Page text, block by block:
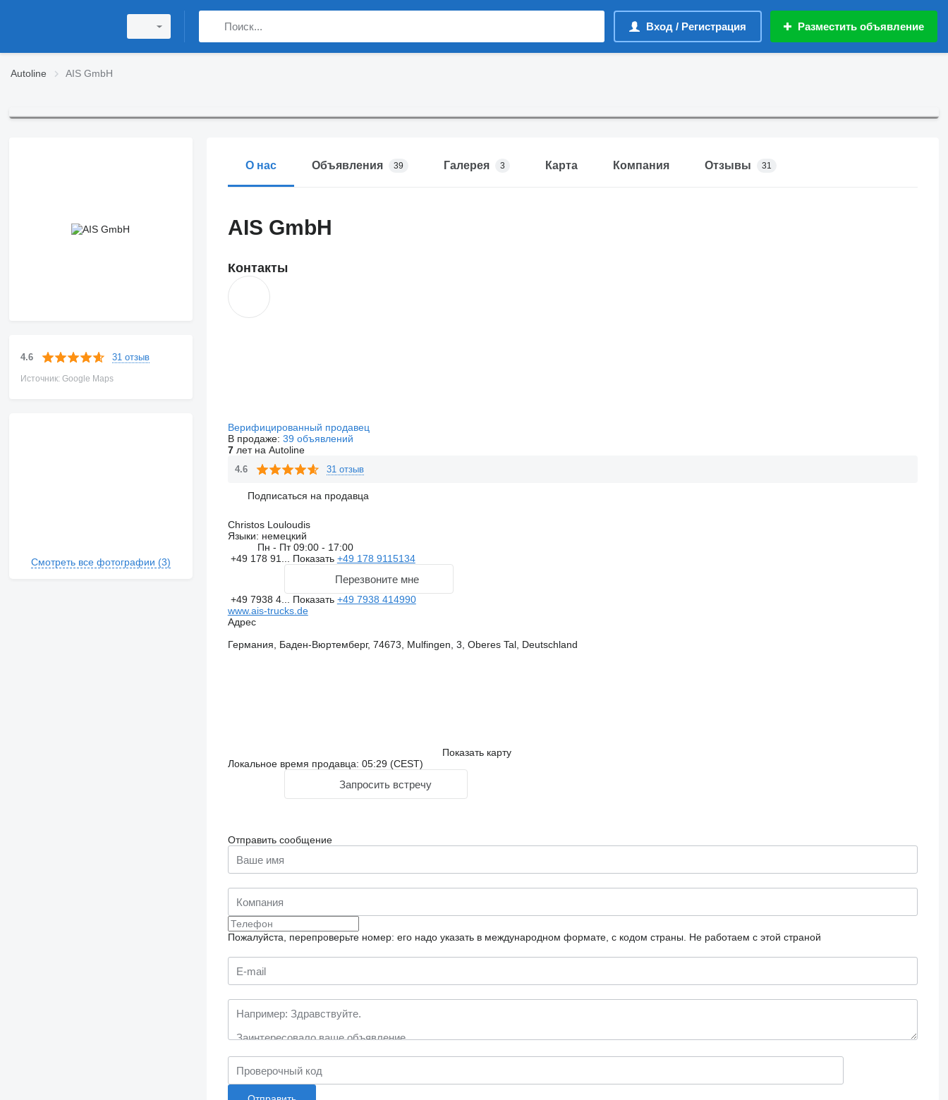
Вход / Регистрация Разместить объявление
Autoline AIS GmbH
4.6 31 отзыв
Источник: Google Maps
Смотреть все фотографии (3)
О нас Объявления 39 Галерея 3 Карта Компания Отзывы 31
AIS GmbH
Контакты
Верифицированный продавец
В продаже: 39 объявлений
7лет на Autoline
4.6 31 отзыв
Подписаться на продавца
Christos Louloudis
Языки: немецкий
Пн - Пт09:00 - 17:00
+49 178 91... Показать +49 178 9115134
Перезвоните мне
+49 7938 4... Показать +49 7938 414990
www.ais-trucks.de
Адрес
Германия, Баден-Вюртемберг, 74673, Mulfingen, 3, Oberes Tal, Deutschland
Показать карту
Локальное время продавца: 05:29 (CEST)
Запросить встречу
Отправить сообщение
Пожалуйста, перепроверьте номер: его надо указать в международном формате, с кодом страны. Не работаем с этой страной